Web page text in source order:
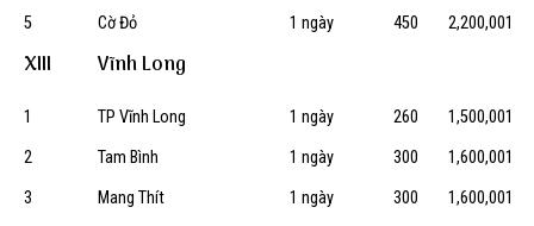
5
Cờ Đỏ 1 ngày 450 2,200,001
XIII Vĩnh Long
1 TP Vĩnh Long 1 ngày 260
1,500,001
2
Tam Bình 1 ngày 300
1,600,001
3
Mang Thít 1 ngày 300
1,600,001